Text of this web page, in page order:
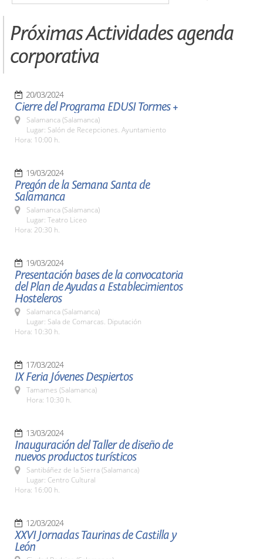
Próximas Actividades agenda
corporativa
20/03/2024
Cierre del Programa EDUSI Tormes +
Salamanca (Salamanca)
Lugar: Salón de Recepciones. Ayuntamiento
Hora: 10:00 h.
19/03/2024
Pregón de la Semana Santa de
Salamanca
Salamanca (Salamanca)
Lugar: Teatro Liceo
Hora: 20:30 h.
19/03/2024
Presentación bases de la convocatoria
del Plan de Ayudas a Establecimientos
Hosteleros
Salamanca (Salamanca)
Lugar: Sala de Comarcas. Diputación
Hora: 10:30 h.
17/03/2024
IX Feria Jóvenes Despiertos
Tamames (Salamanca)
Hora: 10:30 h.
13/03/2024
Inauguración del Taller de diseño de
nuevos productos turísticos
Santibáñez de la Sierra (Salamanca)
Lugar: Centro Cultural
Hora: 16:00 h.
12/03/2024
XXVI Jornadas Taurinas de Castilla y
León